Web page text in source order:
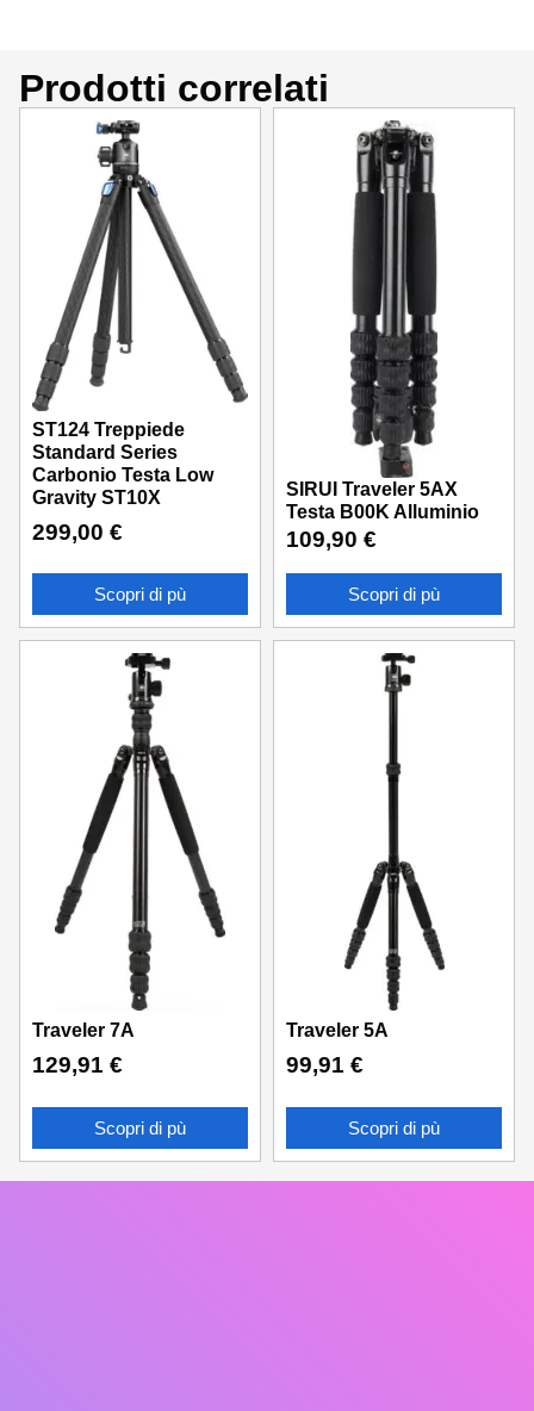
Prodotti correlati
ST124 Treppiede
Standard Series
Carbonio Testa Low
Gravity ST10X
299,00 €
Scopri di pù
SIRUI Traveler 5AX
Testa B00K Alluminio
109,90 €
Scopri di pù
Traveler 7A
129,91 €
Scopri di pù
Traveler 5A
99,91 €
Scopri di pù